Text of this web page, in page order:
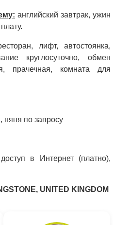
английский завтрак, ужин
лифт, автостоянка,
круглосуточно, обмен
прачечная, комната для
няня по запросу
в Интернет (платно),
UNITED KINGDOM